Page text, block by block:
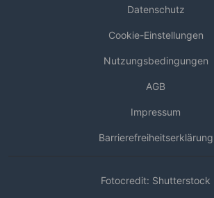
Datenschutz
Cookie-Einstellungen
Nutzungsbedingungen
AGB
Impressum
Barrierefreiheitserklärung
Fotocredit: Shutterstock